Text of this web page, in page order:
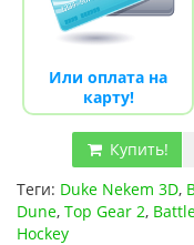
Или оплата на
карту!
Купить!
Теги: Duke Nekem 3D,
Dune, Top Gear 2,
Hockey